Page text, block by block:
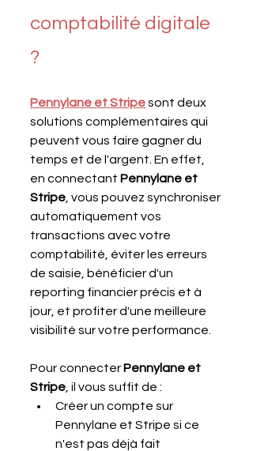
comptabilité digitale
?
Pennylane et Stripesont deux
solutions complémentaires qui
peuvent vous faire gagner du
temps et de l'argent. En effet,
en connectant Pennylane et
Stripe , vous pouvez synchroniser
automatiquement vos
transactions avec votre
comptabilité, éviter les erreurs
de saisie, bénéficier d'un
reporting financier précis et à
jour, et profiter d'une meilleure
visibilité sur votre performance.
Pour connecter Pennylane et
Stripe , il vous suffit de :
Créer un compte sur
Pennylane et Stripe si ce
n'est pas déjà fait